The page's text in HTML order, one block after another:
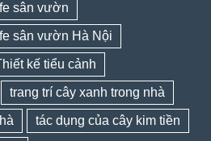
sân vườn
sân vườn Hà Nội
kế tiểu cảnh
trang trí cây xanh trong nhà
tác dụng của cây kim tiền